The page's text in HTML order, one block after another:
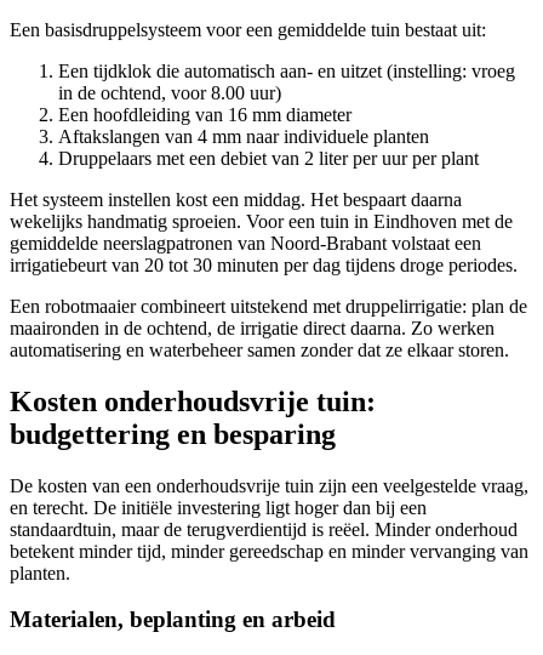
Een basisdruppelsysteem voor een gemiddelde tuin bestaat uit:
Een tijdklok die automatisch aan- en uitzet (instelling: vroeg
in de ochtend, voor 8.00 uur)
Een hoofdleiding van 16 mm diameter
Aftakslangen van 4 mm naar individuele planten
Druppelaars met een debiet van 2 liter per uur per plant
Het systeem instellen kost een middag. Het bespaart daarna
wekelijks handmatig sproeien. Voor een tuin in Eindhoven met de
gemiddelde neerslagpatronen van Noord-Brabant volstaat een
irrigatiebeurt van 20 tot 30 minuten per dag tijdens droge periodes.
Een robotmaaier combineert uitstekend met druppelirrigatie: plan de
maaironden in de ochtend, de irrigatie direct daarna. Zo werken
automatisering en waterbeheer samen zonder dat ze elkaar storen.
Kosten onderhoudsvrije tuin:
budgettering en besparing
De kosten van een onderhoudsvrije tuin zijn een veelgestelde vraag,
en terecht. De initiële investering ligt hoger dan bij een
standaardtuin, maar de terugverdientijd is reëel. Minder onderhoud
betekent minder tijd, minder gereedschap en minder vervanging van
planten.
Materialen, beplanting en arbeid